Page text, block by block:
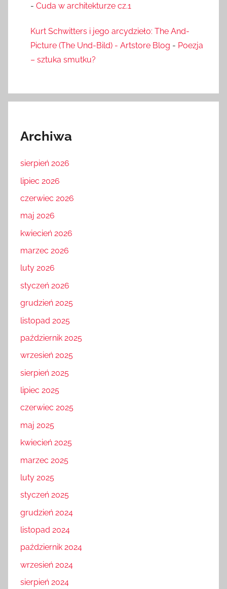
- Cuda w architekturze cz.1
Kurt Schwitters i jego arcydzieło: The And-
Picture (The Und-Bild) - Artstore Blog - Poezja
– sztuka smutku?
Archiwa
sierpień 2026
lipiec 2026
czerwiec 2026
maj 2026
kwiecień 2026
marzec 2026
luty 2026
styczeń 2026
grudzień 2025
listopad 2025
październik 2025
wrzesień 2025
sierpień 2025
lipiec 2025
czerwiec 2025
maj 2025
kwiecień 2025
marzec 2025
luty 2025
styczeń 2025
grudzień 2024
listopad 2024
październik 2024
wrzesień 2024
sierpień 2024